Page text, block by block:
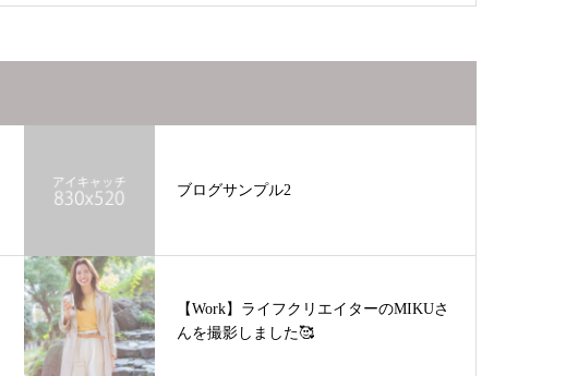
ブログサンプル2
【Work】ライフクリエイターのMIKUさ
んを撮影しました🥰